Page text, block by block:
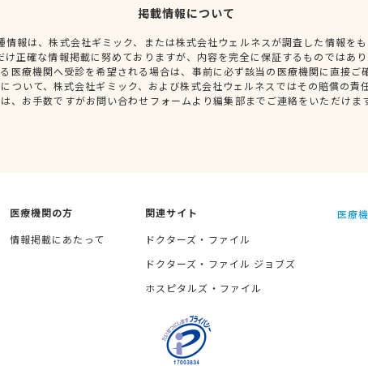
掲載情報について
情報は、株式会社ギミック、または株式会社ウェルネスが調査した情報を
け正確な情報掲載に努めておりますが、内容を完全に保証するものではあ
医療機関へ受診を希望される場合は、事前に必ず該当の医療機関に直接ご
ついて、株式会社ギミック、および株式会社ウェルネスではその賠償の責
、お手数ですがお問い合わせフォームより編集部までご連絡をいただけま
医療機関の方
情報掲載にあたって
関連サイト
ドクターズ・ファイル
ドクターズ・ファイル ジョブズ
ホスピタルズ・ファイル
医療